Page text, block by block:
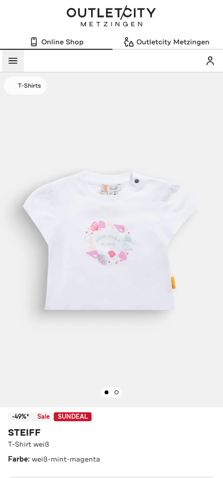
Online Shop Outletcity Metzingen
Menü
T-Shirts
-49%* Sale SUNDEAL
STEIFF
T-Shirt weiß
Farbe: weiß-mint-magenta